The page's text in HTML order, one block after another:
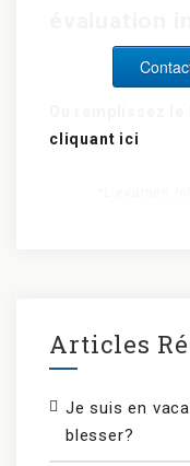
cliquant ici
Articles
Je suis en
blesser?